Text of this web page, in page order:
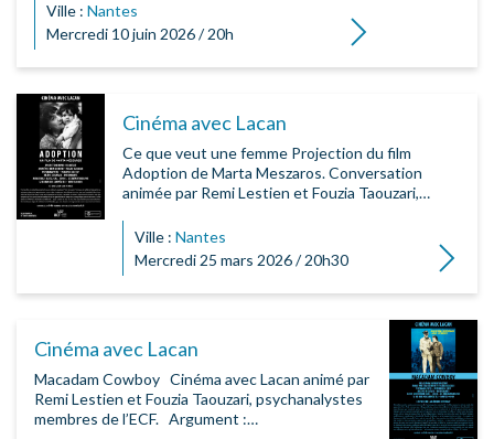
Ville : Nantes
Mercredi 10 juin 2026 / 20h
Lire la suite
Cinéma avec Lacan
Ce que veut une femme Projection du film
Adoption de Marta Meszaros. Conversation
animée par Remi Lestien et Fouzia Taouzari,…
Ville : Nantes
Mercredi 25 mars 2026 / 20h30
Lire la
Cinéma avec Lacan
Macadam Cowboy Cinéma avec Lacan animé par
Remi Lestien et Fouzia Taouzari, psychanalystes
membres de l’ECF. Argument :…